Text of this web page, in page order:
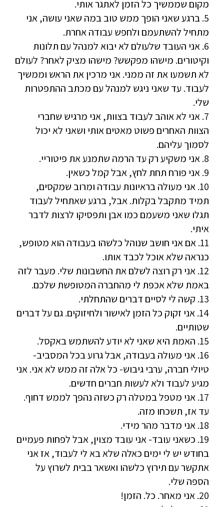
מקום שממשיך כל הזמן לאתגר אותי.
5. ברגע שאני הופך ממש טוב במה שאני עושה, אני
מתחיל להשתעמם ולחפש עבודה אחרת.
6. אני העובד שלעולם לא יבוא למנהל עם תלונות
וקיטורים. מישהו מפקשש? מישהו מציק לאחר? לעולם
לא תשמעו את זה ממני. אני מרכין את הראש וממשיך
לעבוד. עד שאני ניגש למנהל עם מכתב ההתפטרות
שלי.
7. אני לא אוהב לעבוד בצוות, אני מרגיש שחברי
הצוות האחרים פשוט מאטים אותי ושאני לא יכול
לסמוך עליהם.
8. אני משקיע רק עד הרמה שתמנע את פיטוריי.
9. אני פורח תחת לחץ, אבל קמל כשאין.
10. אני מעולה בראיונות עבודה ומרוב שמקסים,
תמיד מתקבל בקלות. אבל, ברגע שאתחיל לעבוד
תגלו שאני משעמם כמו אבן ותפסיקו לרצות לדבר
איתי.
11. אם אני חושב שנוהל כלשהו בעבודה הוא מטופש,
כנראה שלא אוכל לכבד אותו.
12. אני רק רוצה לשלם את החשבונות שלי. מעבר לזה
באמת שלא אכפת לי מהחברה המטופשת שלכם.
13. קשה לי לסיים דברים שהתחלתי.
14. אני זקוק כל הזמן לאישור ולחיזוקים. גם על דברים
שטותיים.
15. האמת היא שאני לא יודע להשתמש באקסל.
16. אני מעולה בעבודה, אבל גרוע בכל המסביב-
טיולי חברה, ערבי גיבוש- כל אלה זה ממש לא אני. אני
מגיע לעבוד ולא לעשות חברים חדשים.
17. אני מטפל במטלה רק כשזה נהפך לממש דחוף.
עד אז, תשכחו מזה.
18. אני מדבר מהר מידי.
19. כשאני עובד- אני עובד מצוין, אבל לפחות פעמיים
בחודש יש לי ימים כאלה שלא בא לי לעבוד, אז אני
אתקשר עם תירוץ כלשהו ואשאר בבית לשרוץ על
הספה שלי.
20. אני מאחר. כל. הזמן!